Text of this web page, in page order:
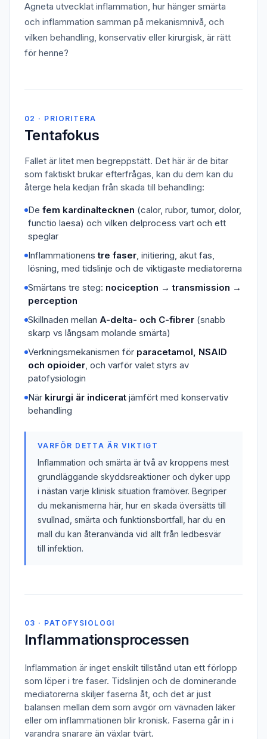
Agneta utvecklat inflammation, hur hänger smärta
och inflammation samman på mekanismnivå, och
vilken behandling, konservativ eller kirurgisk, är rätt
för henne?
02 · PRIORITERA
Tentafokus
Fallet är litet men begreppstätt. Det här är de bitar
som faktiskt brukar efterfrågas, kan du dem kan du
återge hela kedjan från skada till behandling:
De fem kardinaltecknen (calor, rubor, tumor, dolor,
functio laesa) och vilken delprocess vart och ett
speglar
Inflammationenstre faser, initiering, akut fas,
lösning, med tidslinje och de viktigaste mediatorerna
Smärtans tre steg: nociception → transmission →
perception
Skillnaden mellan A-delta- och C-fibrer (snabb
skarp vs långsam molande smärta)
Verkningsmekanismen för paracetamol, NSAID
och opioider, och varför valet styrs av
patofysiologin
När kirurgi är indicerat jämfört med konservativ
behandling
VARFÖR DETTA ÄR VIKTIGT
Inflammation och smärta är två av kroppens mest
grundläggande skyddsreaktioner och dyker upp
i nästan varje klinisk situation framöver. Begriper
du mekanismerna här, hur en skada översätts till
svullnad, smärta och funktionsbortfall, har du en
mall du kan återanvända vid allt från ledbesvär
till infektion.
03 · PATOFYSIOLOGI
Inflammationsprocessen
Inflammation är inget enskilt tillstånd utan ett förlopp
som löper i tre faser. Tidslinjen och de dominerande
mediatorerna skiljer faserna åt, och det är just
balansen mellan dem som avgör om vävnaden läker
eller om inflammationen blir kronisk. Faserna går in i
varandra snarare än växlar tvärt.